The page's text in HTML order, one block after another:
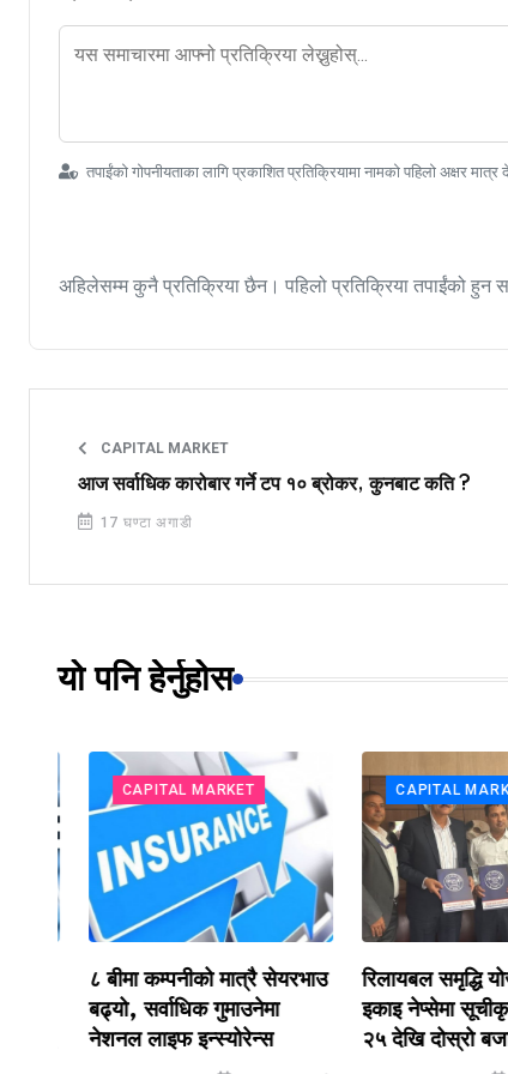
तपाईंको गोपनीयताका लागि प्रकाशित प्रतिक्रियामा नामको पहिलो अक्षर
अहिलेसम्म कुनै प्रतिक्रिया छैन। पहिलो प्रतिक्रिया तपाईंको हुन
CAPITAL MARKET
आज सर्वाधिक कारोबार गर्ने टप १० ब्रोकर, कुनबाट कति ?
17 घण्टा अगाडी
यो पनि हेर्नुहोस
CAPITAL MARKET
८ बीमा कम्पनीको मात्रै सेयरभाउ
बढ्यो, सर्वाधिक गुमाउनेमा
नेशनल लाइफ इन्स्योरेन्स
CAPITAL MARKET
रिलायबल समृद्धि
इकाइ नेप्सेमा सूचीकृत,
२५ देखि दोस्रो